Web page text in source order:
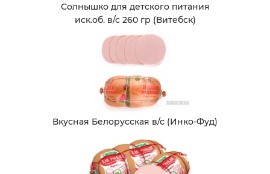
Солнышко для детского питания
иск.об. в/с 260 гр (Витебск)
Вкусная Белорусская в/с (Инко-Фуд)